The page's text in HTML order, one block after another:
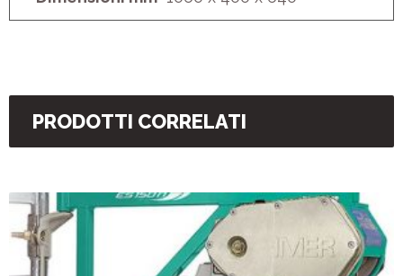
PRODOTTI CORRELATI